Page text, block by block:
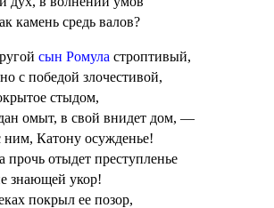
камень средь валов?
сын Ромула строптивый,
с победой злочестивой,
стыдом,
омыт, в свой внидет дом, —
ним, Катону осужденье!
отыдет преступленье
знающей укор!
покрыл ее позор,